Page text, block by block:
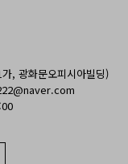
, 광화문오피시아빌딩)